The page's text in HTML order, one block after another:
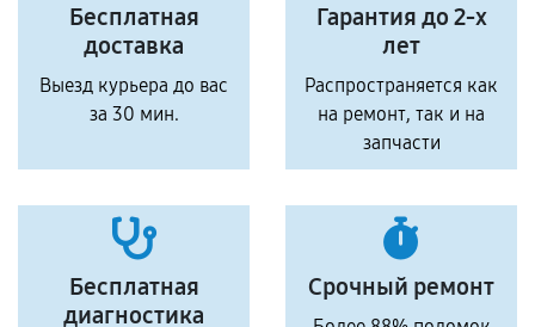
Бесплатная
доставка
Выезд курьера до вас
за 30 мин.
Гарантия до 2-х
лет
Распространяется как
на ремонт, так и на
запчасти
Бесплатная
диагностика
Срочный ремонт